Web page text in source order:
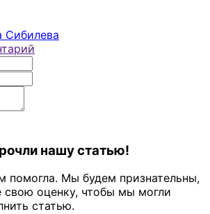
Сибилева
нашу статью!
помогла. Мы будем признательны,
свою оценку, чтобы мы могли
статью.